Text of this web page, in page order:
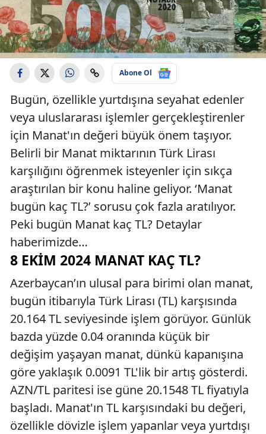
Abone Ol
Bugün, özellikle yurtdışına seyahat edenler
veya uluslararası işlemler gerçekleştirenler
için Manat'ın değeri büyük önem taşıyor.
Belirli bir Manat miktarının Türk Lirası
karşılığını öğrenmek isteyenler için sıkça
araştırılan bir konu haline geliyor. ‘Manat
bugün kaç TL?’ sorusu çok fazla aratılıyor.
Peki bugün Manat kaç TL? Detaylar
haberimizde…
8 EKIM 2024 MANAT KAÇ TL?
Azerbaycan’ın ulusal para birimi olan manat,
bugün itibarıyla Türk Lirası (TL) karşısında
20.164 TL seviyesinde işlem görüyor. Günlük
bazda yüzde 0.04 oranında küçük bir
değişim yaşayan manat, dünkü kapanışına
göre yaklaşık 0.0091 TL'lik bir artış gösterdi.
AZN/TL paritesi ise güne 20.1548 TL fiyatıyla
başladı. Manat'ın TL karşısındaki bu değeri,
özellikle dövizle işlem yapanlar veya yurtdışı